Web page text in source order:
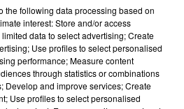
34 sec)
the following data processing based on
interest: Store and/or access
data to select advertising; Create
Use profiles to select personalised
performance; Measure content
through statistics or combinations
Develop and improve services; Create
Use profiles to select personalised